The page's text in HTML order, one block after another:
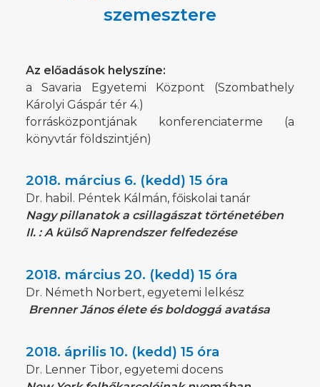
szemesztere
Az előadások helyszíne:
a Savaria Egyetemi Központ (Szombathely
Károlyi Gáspár tér 4.)
forrásközpontjának konferenciaterme (a
könyvtár földszintjén)
2018. március 6. (kedd) 15 óra
Dr. habil. Péntek Kálmán, főiskolai tanár
Nagy pillanatok a csillagászat történetében
II. : A külső Naprendszer felfedezése
2018. március 20. (kedd) 15 óra
Dr. Németh Norbert, egyetemi lelkész
Brenner János élete és boldoggá avatása
2018. április 10. (kedd) 15 óra
Dr. Lenner Tibor, egyetemi docens